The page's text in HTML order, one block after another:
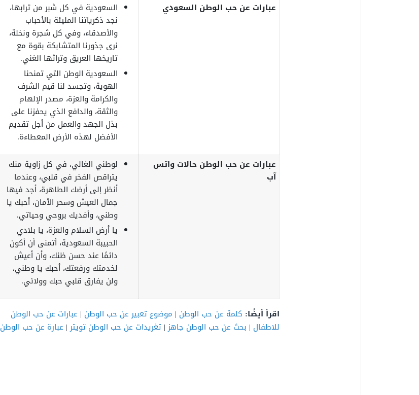
عبارات عن حب الوطن السعودي
السعودية في كل شبر من ترابها،
نجد ذكرياتنا المليئة بالأحباب
والأصدقاء، وفي كل شجرة ونخلة،
نرى جذورنا المتشابكة بقوة مع
تاريخها العريق وتراثها الغني.
السعودية الوطن التي تمنحنا
الهوية، وتجسد لنا قيم الشرف
والكرامة والعزة، مصدر الإلهام
والثقة، والدافع الذي يحفزنا على
بذل الجهد والعمل من أجل تقديم
الأفضل لهذه الأرض المعطاءة.
عبارات عن حب الوطن حالات واتس
آب
لوطني الغالي، في كل زاوية منك
يتراقص الفخر في قلبي، وعندما
أنظر إلى أرضك الطاهرة، أجد فيها
جمال العيش وسحر الأمان، أحبك يا
وطني، وأفديك بروحي وحياتي.
يا أرض السلام والعزة، يا بلادي
الحبيبة السعودية، أتمنى أن أكون
دائمًا عند حسن ظنك، وأن أعيش
لخدمتك ورفعتك، أحبك يا وطني،
ولن يفارق قلبي حبك وولائي.
اقرأ أيضًا: كلمة عن حب الوطن | موضوع تعبير عن حب الوطن | عبارات عن حب الوطن
للاطفال | بحث عن حب الوطن جاهز| تغريدات عن حب الوطن تويتر| عبارة عن حب الوطن